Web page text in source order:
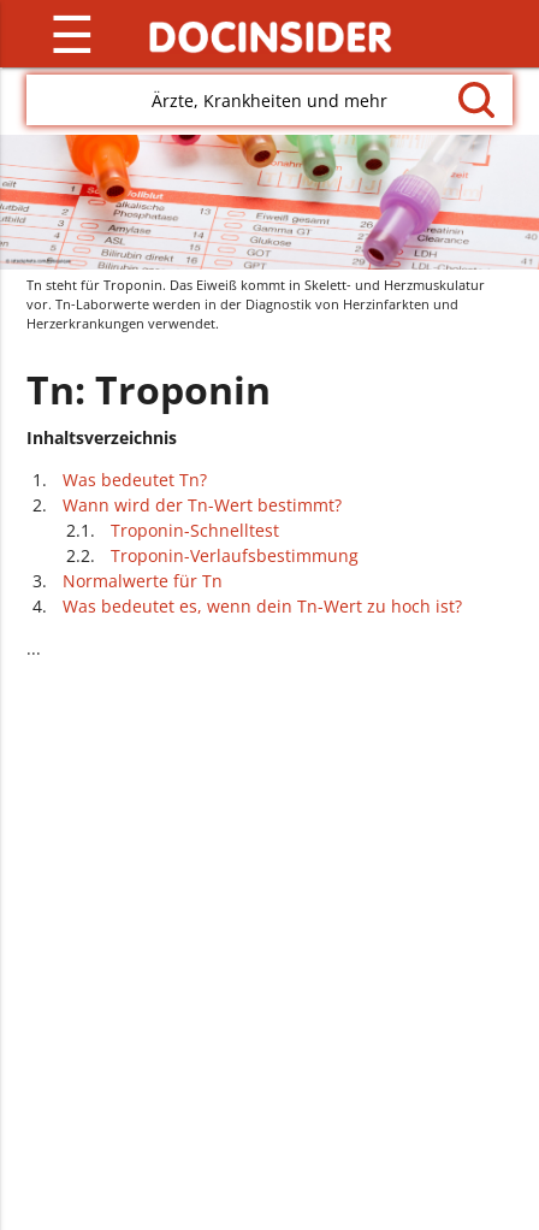
☰
Ärzte, Krankheiten und mehr
Tn steht für Troponin. Das Eiweiß kommt in Skelett- und Herzmuskulatur
vor. Tn-Laborwerte werden in der Diagnostik von Herzinfarkten und
Herzerkrankungen verwendet.
Tn: Troponin
Inhaltsverzeichnis
Was bedeutet Tn?
Wann wird der Tn-Wert bestimmt?
Troponin-Schnelltest
Troponin-Verlaufsbestimmung
Normalwerte für Tn
Was bedeutet es, wenn dein Tn-Wert zu hoch ist?
...